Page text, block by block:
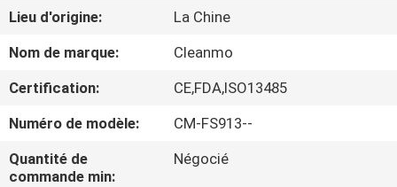
SUJET
DE
NOUS
VISITE
D'USINE
Lieu d'origine:
La Chine
Nom de marque:
Cleanmo
Certification:
CE,FDA,ISO13485
Numéro de modèle:
CM-FS913--
Quantité de
commande min:
Négocié